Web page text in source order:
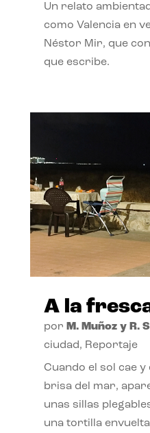
Un relato
como Valencia en
Néstor Mir, que
que escribe.
A la
por M. Muñoz y R.
ciudad, Reportaje
Cuando el sol cae
brisa del mar,
unas sillas
una tortilla